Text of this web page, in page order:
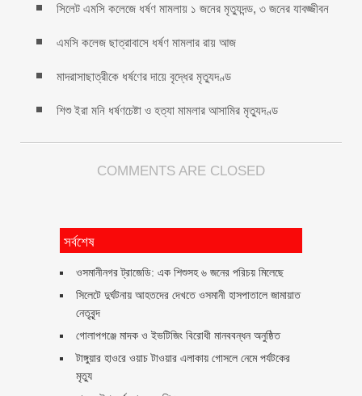
সিলেট এমসি কলেজে ধর্ষণ মামলায় ১ জনের মৃত্যুদন্ড, ৩ জনের যাবজ্জীবন
এমসি কলেজ ছাত্রাবাসে ধর্ষণ মামলার রায় আজ
মাদরাসাছাত্রীকে ধর্ষণের দায়ে বৃদ্ধের মৃত্যুদণ্ড
শিশু ইরা মনি ধর্ষণচেষ্টা ও হত্যা মামলার আসামির মৃত্যুদণ্ড
COMMENTS ARE CLOSED
সর্বশেষ
ওসমানীনগর ট্রাজেডি: এক শিশুসহ ৬ জনের পরিচয় মিলেছে
সিলেটে দুর্ঘটনায় আহতদের দেখতে ওসমানী হাসপাতালে জামায়াত
নেতৃবৃন্দ
গোলাপগঞ্জে মাদক ও ইভটিজিং বিরোধী মানববন্ধন অনুষ্ঠিত
টাঙ্গুয়ার হাওরে ওয়াচ টাওয়ার এলাকায় গোসলে নেমে পর্যটকের
মৃত্যু